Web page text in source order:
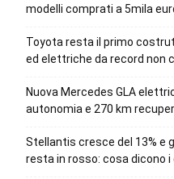
modelli comprati a 5mila
Toyota resta il primo
ed elettriche da record non
Nuova Mercedes GLA
autonomia e 270 km
Stellantis cresce del 13% e
resta in rosso: cosa dicono i